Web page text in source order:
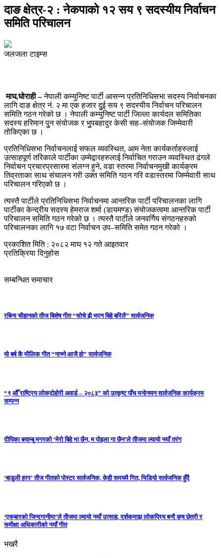
दाङ क्षेत्र-२ : नेकपाको १२ सय ९ सदस्यीय निर्वाचन
समिति परिचालन
जलजला टाइम्स
माघ,घोराही –नेपाली कम्युनिष्ट पार्टी आसन्न प्रतिनिधिसभा सदस्य निर्वाचनका
लागि दाङ क्षेत्र नं. २ मा एक हजार दुुई सय ९ सदस्यीय निर्वाचन परिचालन
समिति गठन गरेको छ । नेपाली कम्युनिष्ट पार्टी जिल्ला कार्यदल समितिका
सदस्य हरिमान पुुन संयोजक र भुुपबहादुर केसी सह–संयोजक जिम्मेवारी
तोकिएका छ ।
प्रतिनिधिसभा निर्वाचनलाई सफल व्यवस्थित, आम नेता कार्यकर्ताहरुलाई
उत्साहपूर्ण तरिकाले पार्टीका उम्मेद्वारहरुलाई निर्वाचित गराउन व्यवस्थित ढंगले
निर्वाचन प्रचारप्रसारमा संलग्न हुने, वडा स्तरमा निर्वाचनमुखी कार्यक्रम
तिव्रताका साथ संचालन गरी उक्त समिति गठन गरि वडास्तरमा जिम्मेवारी साथ
परिचालन गरिएको छ ।
त्यस्तै पार्टीले प्रतिनिधिसभा निर्वाचनमा आन्तरिक पार्टी परिचालनका लागि
पार्टीका केन्द्रीय सदस्य हेमराज शर्मा (डायमण्ड) संयोजकत्वमा आन्तरिक पार्टी
परिचालन समिति गठन गरेको छ । त्यस्तै पार्टीले जनवर्गिय संगठनहरुको
परिचालनका लागि १७ वटा निर्वाचन उप–समिति समेत गठन गरेको ।
प्रकाशित मिति : २०८२ माघ १२ गते आइतवार
प्रतिक्रिया दिनुहोस
सम्बन्धित समाचार
रबिना चौहानको तीज बिशेष गीत “सोचे झै भएन बिहे बरिलै” सार्वजनिक
यो बर्ष कै मौलिक गीत “नाच्ने आजै हो” सार्वजनिक
“९ औँ राष्ट्रिय लोकदोहोरी अवार्ड – २०८३” को उत्कृष्ट पाँच मनोनयन सार्वजनिक कार्यक्रम
सम्पन्न
दीपिका बयाम्बु मगरको ‘मेरो बिहे भा छैन, म पोइला गा छैन’ले तीजमा ल्यायो नयाँ तरंग
‘बाडुली हरर’ तीज गीतको पोस्टर सार्वजनिक, केही समयमै गित, भिडियो सार्वजनिक हुँदै
‘एकबारको जिन्दगानीमा’ले तीजमा ल्यायो नयाँ उत्साह, दर्शकमाझ लोकप्रिय बन्दै कृष छेत्री र
समीक्षा अधिकारीको नयाँ गीत
भखरै